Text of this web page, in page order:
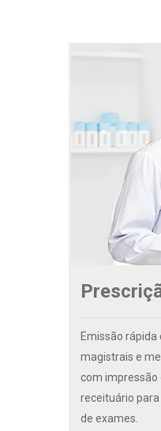
Emissão
magistrais e
com impressão
receituário
de exames.